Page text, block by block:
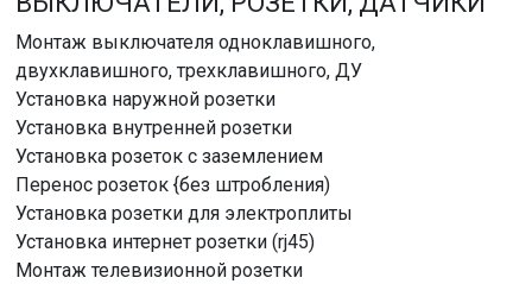
Монтаж выключателя одноклавишного,
двухклавишного, трехклавишного, ДУ
Установка наружной розетки
Установка внутренней розетки
Установка розеток с заземлением
Перенос розеток {без штробления)
Установка розетки для электроплиты
Установка интернет розетки (rj45)
Монтаж телевизионной розетки